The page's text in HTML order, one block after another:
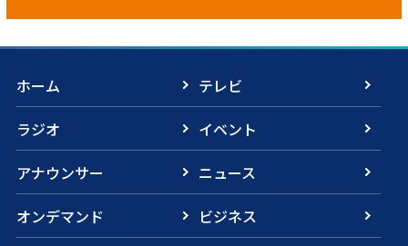
ホーム
テレビ
ラジオ
イベント
アナウンサー
ニュース
オンデマンド
ビジネス